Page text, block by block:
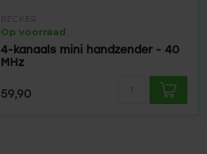
BECKER
Op voorraad
4-kanaals mini handzender - 40
MHz
59,90